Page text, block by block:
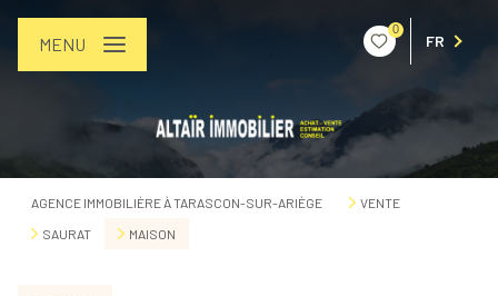
0
FR
MENU
AGENCE IMMOBILIÈRE À TARASCON-SUR-ARIÈGE
VENTE
SAURAT
MAISON